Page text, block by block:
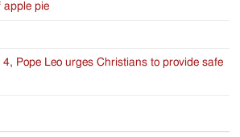
apple pie
4, Pope Leo urges Christians to provide safe